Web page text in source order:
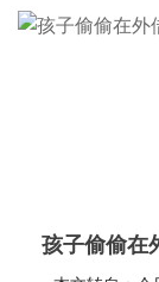
孩子偷偷在